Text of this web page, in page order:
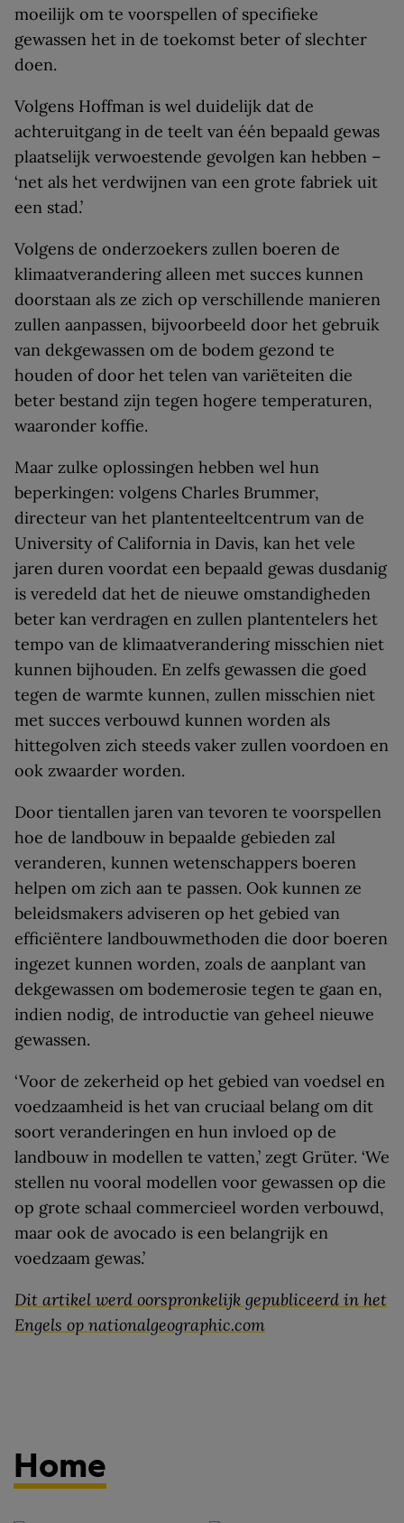
moeilijk om te voorspellen of specifieke
gewassen het in de toekomst beter of slechter
doen.
Volgens Hoffman is wel duidelijk dat de
achteruitgang in de teelt van één bepaald gewas
plaatselijk verwoestende gevolgen kan hebben –
‘net als het verdwijnen van een grote fabriek uit
een stad.’
Volgens de onderzoekers zullen boeren de
klimaatverandering alleen met succes kunnen
doorstaan als ze zich op verschillende manieren
zullen aanpassen, bijvoorbeeld door het gebruik
van dekgewassen om de bodem gezond te
houden of door het telen van variëteiten die
beter bestand zijn tegen hogere temperaturen,
waaronder koffie.
Maar zulke oplossingen hebben wel hun
beperkingen: volgens Charles Brummer,
directeur van het plantenteeltcentrum van de
University of California in Davis, kan het vele
jaren duren voordat een bepaald gewas dusdanig
is veredeld dat het de nieuwe omstandigheden
beter kan verdragen en zullen plantentelers het
tempo van de klimaatverandering misschien niet
kunnen bijhouden. En zelfs gewassen die goed
tegen de warmte kunnen, zullen misschien niet
met succes verbouwd kunnen worden als
hittegolven zich steeds vaker zullen voordoen en
ook zwaarder worden.
Door tientallen jaren van tevoren te voorspellen
hoe de landbouw in bepaalde gebieden zal
veranderen, kunnen wetenschappers boeren
helpen om zich aan te passen. Ook kunnen ze
beleidsmakers adviseren op het gebied van
efficiëntere landbouwmethoden die door boeren
ingezet kunnen worden, zoals de aanplant van
dekgewassen om bodemerosie tegen te gaan en,
indien nodig, de introductie van geheel nieuwe
gewassen.
‘Voor de zekerheid op het gebied van voedsel en
voedzaamheid is het van cruciaal belang om dit
soort veranderingen en hun invloed op de
landbouw in modellen te vatten,’ zegt Grüter. ‘We
stellen nu vooral modellen voor gewassen op die
op grote schaal commercieel worden verbouwd,
maar ook de avocado is een belangrijk en
voedzaam gewas.’
Dit artikel werd oorspronkelijk gepubliceerd in het
Engels op nationalgeographic.com
Home